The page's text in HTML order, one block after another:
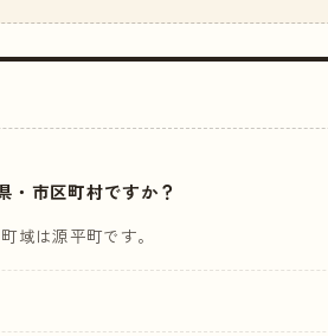
・市区町村ですか？
域は源平町です。